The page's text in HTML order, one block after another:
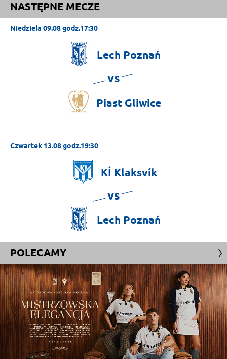
NASTĘPNE MECZE
Niedziela 09.08 godz.17:30
Lech Poznań
vs
Piast Gliwice
Czwartek 13.08 godz.19:30
KÍ Klaksvík
vs
Lech Poznań
POLECAMY